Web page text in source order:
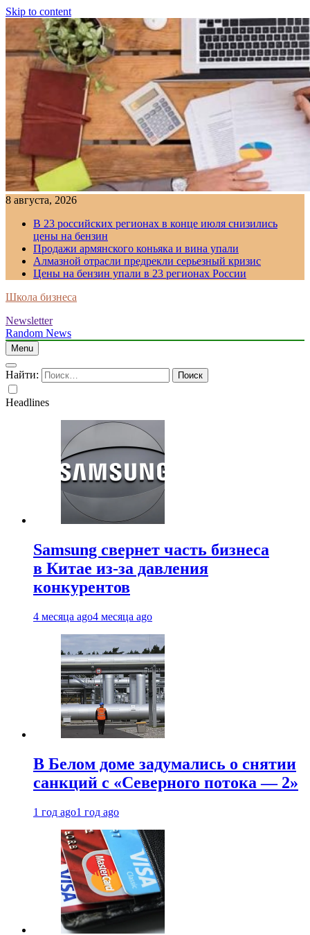
Skip to content
8 августа, 2026
В 23 российских регионах в конце июля снизились
цены на бензин
Продажи армянского коньяка и вина упали
Алмазной отрасли предрекли серьезный кризис
Цены на бензин упали в 23 регионах России
Школа бизнеса
Newsletter
Random News
Menu
Найти:
Headlines
Samsung свернет часть бизнеса
в Китае из-за давления
конкурентов
4 месяца ago4 месяца ago
В Белом доме задумались о снятии
санкций с «Северного потока — 2»
1 год ago1 год ago